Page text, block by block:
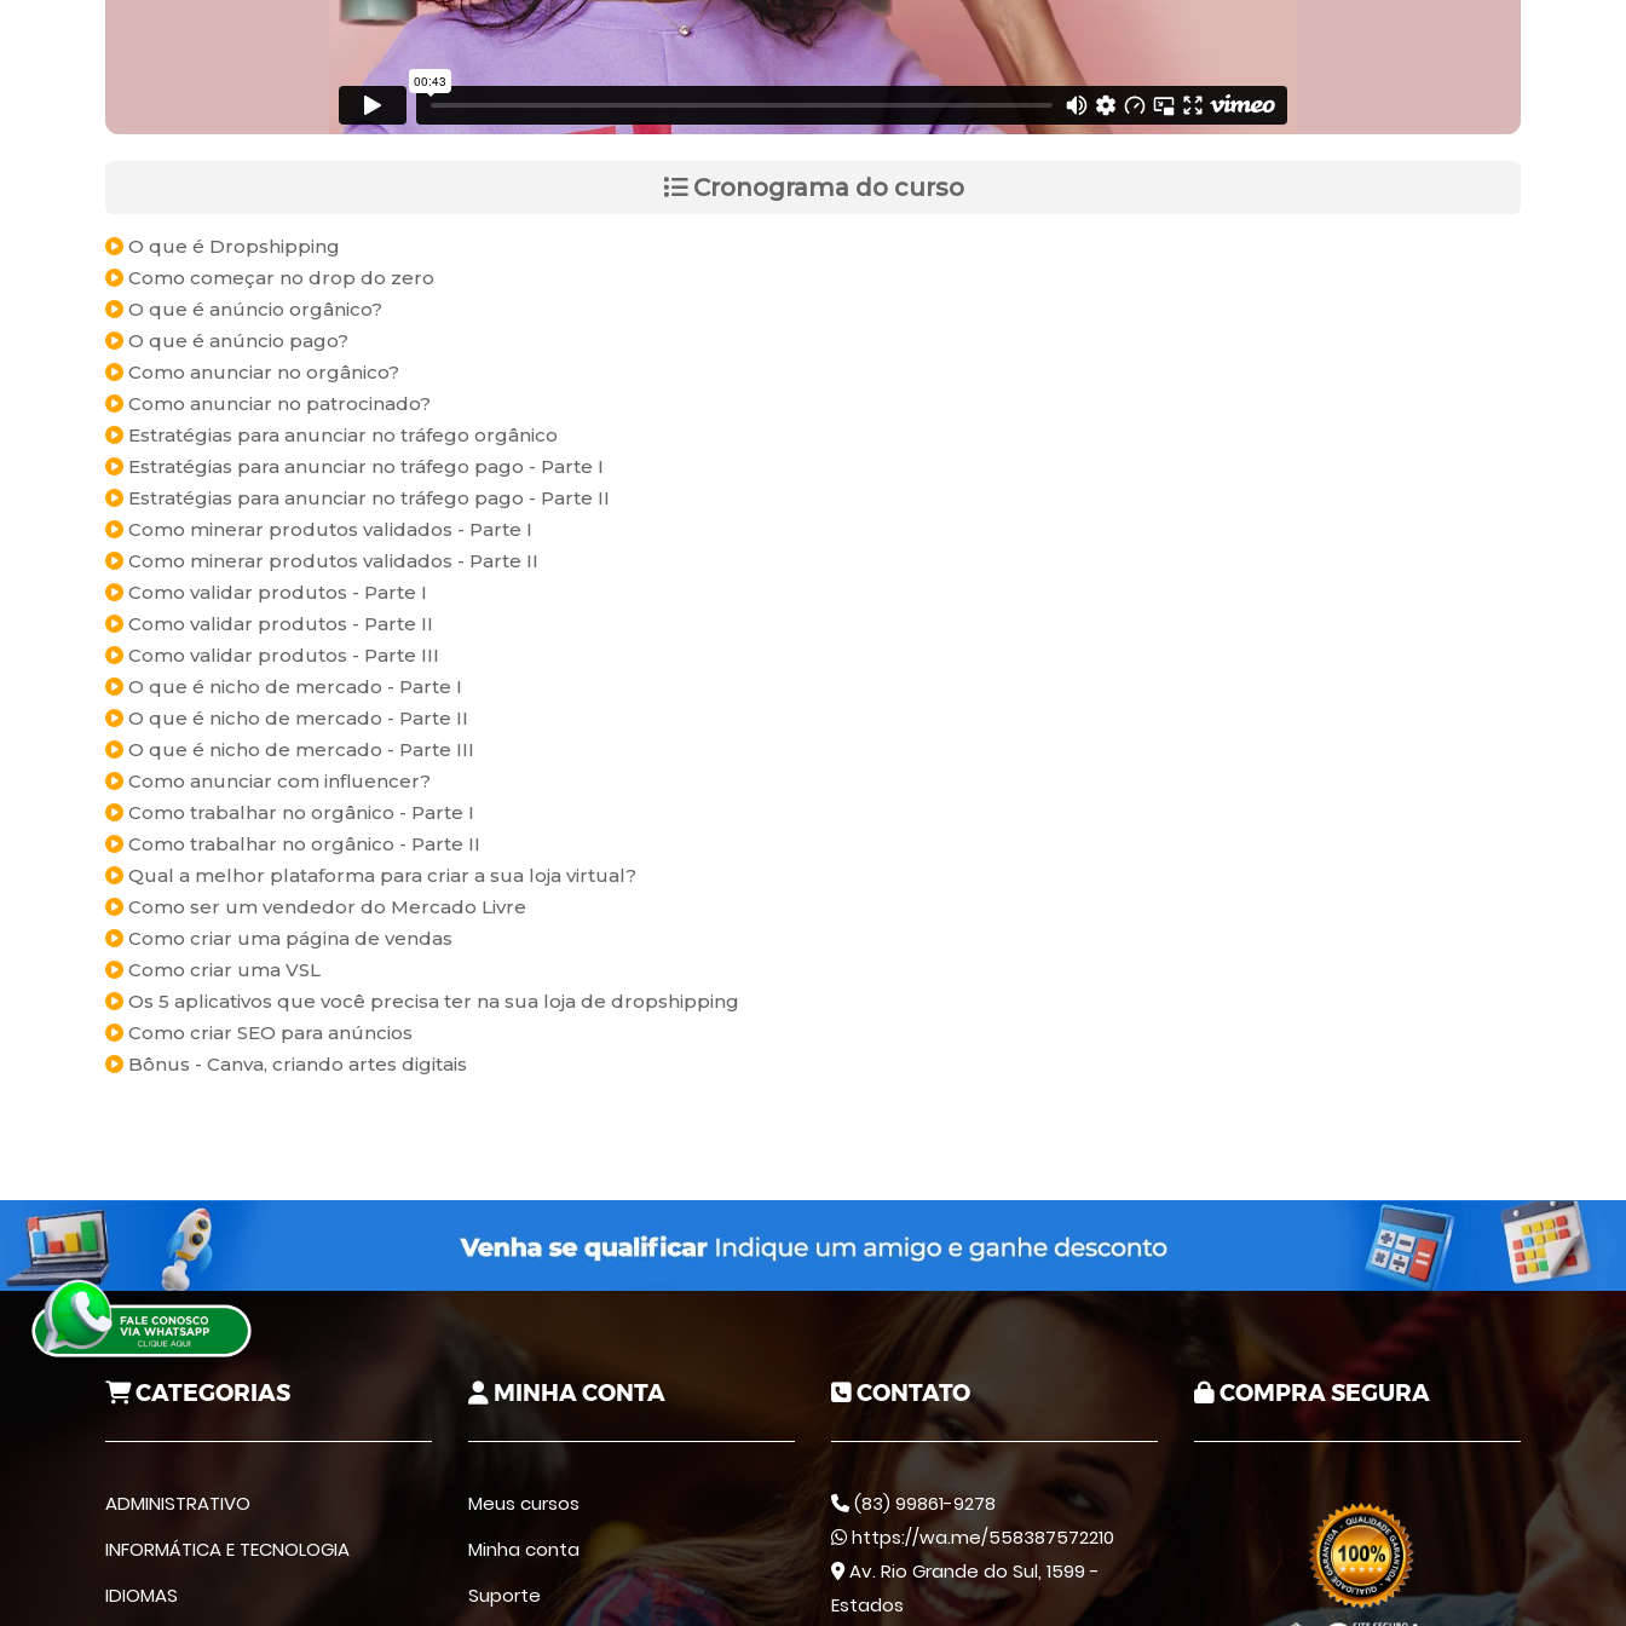
Cronograma do curso
O que é Dropshipping
Como começar no drop do zero
O que é anúncio orgânico?
O que é anúncio pago?
Como anunciar no orgânico?
Como anunciar no patrocinado?
Estratégias para anunciar no tráfego orgânico
Estratégias para anunciar no tráfego pago - Parte I
Estratégias para anunciar no tráfego pago - Parte II
Como minerar produtos validados - Parte I
Como minerar produtos validados - Parte II
Como validar produtos - Parte I
Como validar produtos - Parte II
Como validar produtos - Parte III
O que é nicho de mercado - Parte I
O que é nicho de mercado - Parte II
O que é nicho de mercado - Parte III
Como anunciar com influencer?
Como trabalhar no orgânico - Parte I
Como trabalhar no orgânico - Parte II
Qual a melhor plataforma para criar a sua loja virtual?
Como ser um vendedor do Mercado Livre
Como criar uma página de vendas
Como criar uma VSL
Os 5 aplicativos que você precisa ter na sua loja de dropshipping
Como criar SEO para anúncios
Bônus - Canva, criando artes digitais
CATEGORIAS
ADMINISTRATIVO
INFORMÁTICA E TECNOLOGIA
IDIOMAS
MINHA CONTA
Meus cursos
Minha conta
Suporte
CONTATO
(83) 99861-9278
https://wa.me/558387572210
Av. Rio Grande do Sul, 1599 -
Estados
COMPRA SEGURA